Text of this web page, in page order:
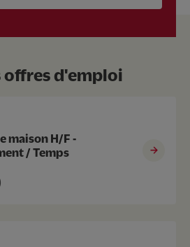
offres d'emploi
maison H/F -
/ Temps